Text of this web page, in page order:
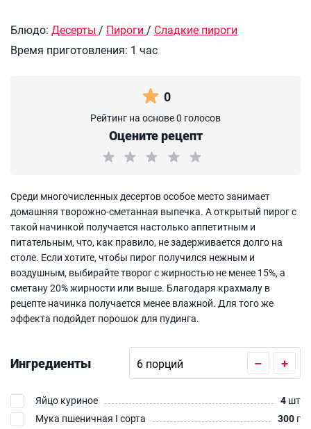
Блюдо: Десерты / Пироги / Сладкие пироги
Время приготовления: 1 час
0
Рейтинг на основе 0 голосов
Оцените рецепт
Среди многочисленных десертов особое место занимает
домашняя творожно-сметанная выпечка. А открытый пирог с
такой начинкой получается настолько аппетитным и
питательным, что, как правило, не задерживается долго на
столе. Если хотите, чтобы пирог получился нежным и
воздушным, выбирайте творог с жирностью не менее 15%, а
сметану 20% жирности или выше. Благодаря крахмалу в
рецепте начинка получается менее влажной. Для того же
эффекта подойдет порошок для пудинга.
Ингредиенты – +
Яйцо куриное 4 шт
Мука пшеничная I сорта
300 г